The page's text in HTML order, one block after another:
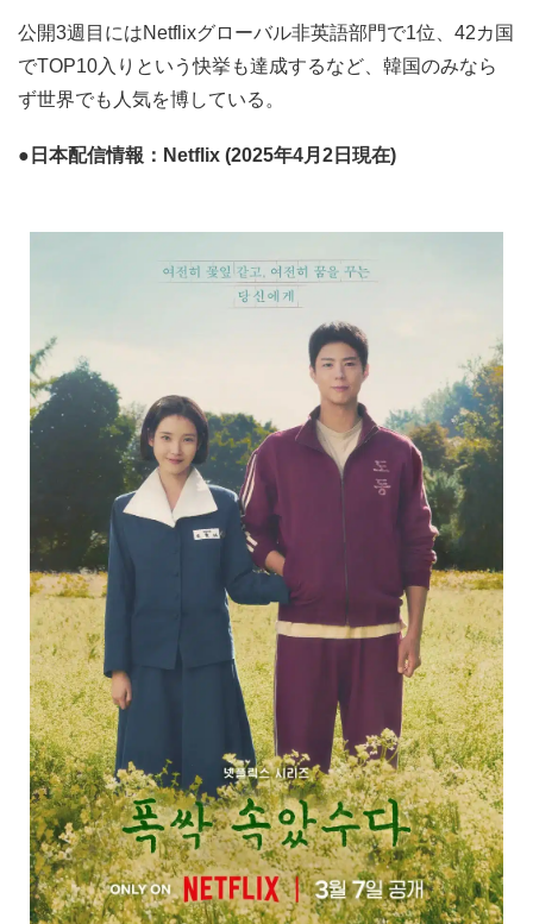
公開3週目にはNetflixグローバル非英語部門で1位、42カ国
でTOP10入りという快挙も達成するなど、韓国のみなら
ず世界でも人気を博している。
●日本配信情報：Netflix (2025年4月2日現在)